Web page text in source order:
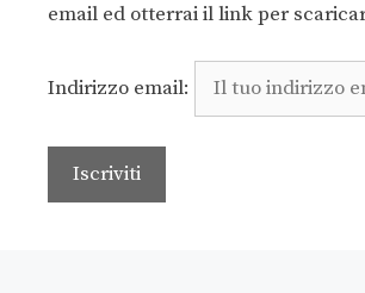
email ed otterrai il link per
Indirizzo email: